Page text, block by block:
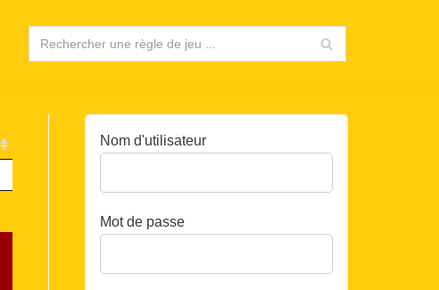
Nom d'utilisateur
Mot de passe